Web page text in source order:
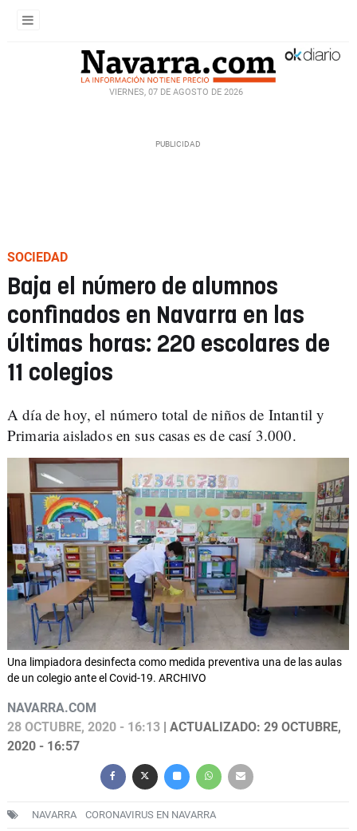
VIERNES, 07 DE AGOSTO DE 2026
SOCIEDAD
Baja el número de alumnos
confinados en Navarra en las
últimas horas: 220 escolares de
11 colegios
A día de hoy, el número total de niños de Intantil y
Primaria aislados en sus casas es de casí 3.000.
Una limpiadora desinfecta como medida preventiva una de las aulas
de un colegio ante el Covid-19. ARCHIVO
NAVARRA.COM
28 OCTUBRE, 2020 - 16:13 | ACTUALIZADO: 29 OCTUBRE,
2020 - 16:57
NAVARRA CORONAVIRUS EN NAVARRA